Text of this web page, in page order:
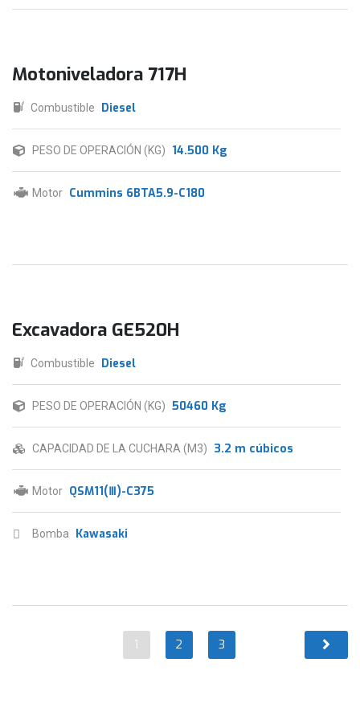
Motoniveladora 717H
Combustible Diesel
PESO DE OPERACIÓN (KG) 14.500 Kg
Motor Cummins 6BTA5.9-C180
Excavadora GE520H
Combustible Diesel
PESO DE OPERACIÓN (KG) 50460 Kg
CAPACIDAD DE LA CUCHARA (M3) 3.2 m cúbicos
Motor QSM11(Ⅲ)-C375
Bomba Kawasaki
1 2 3